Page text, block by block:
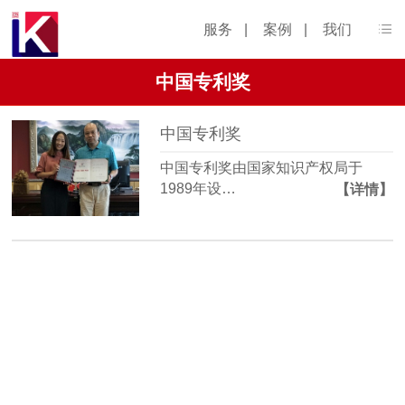
服务 案例 我们
中国专利奖
中国专利奖
中国专利奖由国家知识产权局于
1989年设…
【详情】